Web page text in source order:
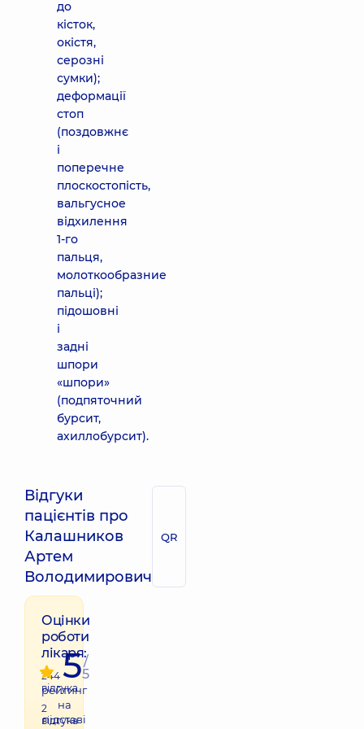
до
кісток,
окістя,
серозні
сумки);
деформації
стоп
(поздовжнє
і
поперечне
плоскостопість,
вальгусное
відхилення
1-го
пальця,
молоткообразние
пальці);
підошовні
і
задні
шпори
«шпори»
(подпяточний
бурсит,
ахиллобурсит).
Відгуки
пацієнтів про
Калашников
Артем
Володимирович
QR
Оцінки
роботи
лікаря:
244
відгука
2
відгука
5/
5
рейтинг
на
підставі